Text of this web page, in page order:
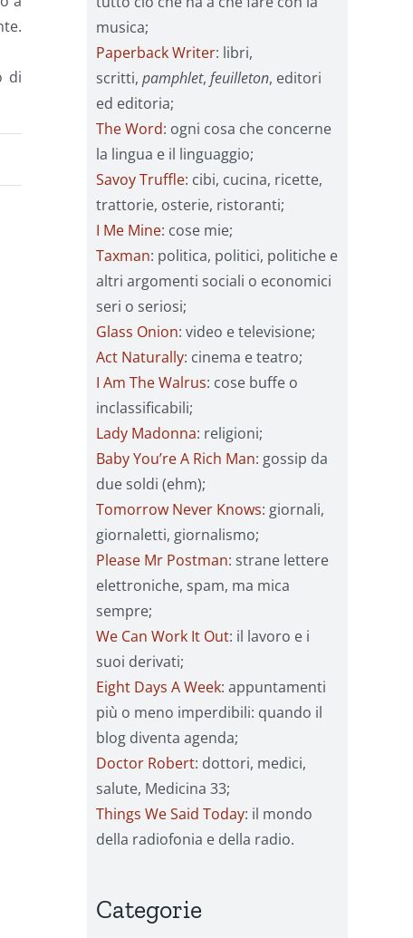
di
musica;
Paperback Writer: libri,
scritti, pamphlet, feuilleton, editori
ed editoria;
The Word: ogni cosa che concerne
la lingua e il linguaggio;
Savoy Truffle: cibi, cucina, ricette,
trattorie, osterie, ristoranti;
I Me Mine: cose mie;
Taxman: politica, politici, politiche e
altri argomenti sociali o economici
seri o seriosi;
Glass Onion: video e televisione;
Act Naturally: cinema e teatro;
I Am The Walrus: cose buffe o
inclassificabili;
Lady Madonna: religioni;
Baby You’re A Rich Man: gossip da
due soldi (ehm);
Tomorrow Never Knows: giornali,
giornaletti, giornalismo;
Please Mr Postman: strane lettere
elettroniche, spam, ma mica
sempre;
We Can Work It Out: il lavoro e i
suoi derivati;
Eight Days A Week: appuntamenti
più o meno imperdibili: quando il
blog diventa agenda;
Doctor Robert: dottori, medici,
salute, Medicina 33;
Things We Said Today: il mondo
della radiofonia e della radio.
Categorie